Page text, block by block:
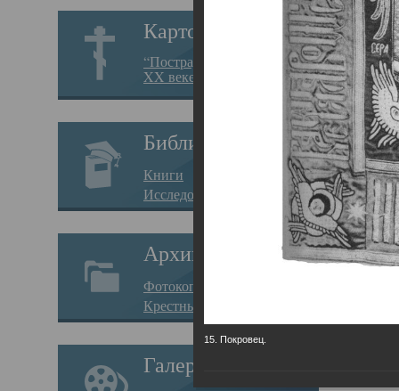
Картотека
“Пострадавшие за веру в
XX веке на Севере”
Библиотека
Книги
Исследования
Архив
Фотокопии дел
Крестные ходы
Галерея
15. Покровец.